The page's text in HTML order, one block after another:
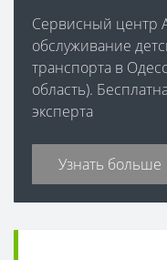
Сервисный центр
обслуживание
транспорта в
область).
эксперта
Узнать больше